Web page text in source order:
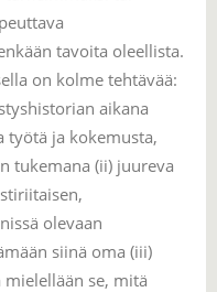
tavoita oleellista.
on kolme tehtävää:
aikana
työtä ja kokemusta,
tukemana (ii) juureva
olevaan
siinä oma (iii)
se, mitä